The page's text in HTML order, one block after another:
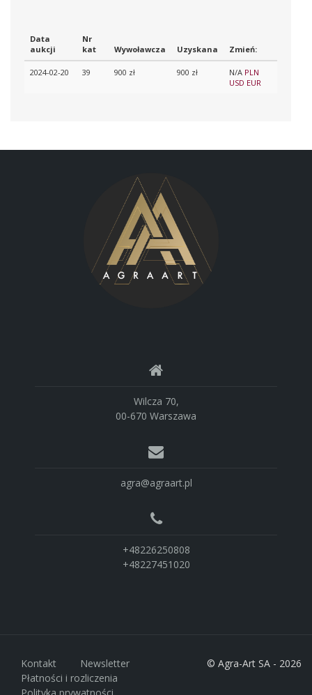
Data
aukcji
Nr
kat
Wywoławcza Uzyskana Zmień:
2024-02-20 39 900 zł 900 zł N/A PLN
USD EUR
Wilcza 70,
00-670 Warszawa
agra@agraart.pl
+48226250808
+48227451020
Kontakt
Newsletter
Płatności i rozliczenia
© Agra-Art SA - 2026